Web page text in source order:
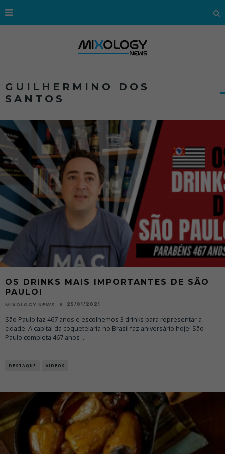
GUILHERMINO DOS
SANTOS
OS DRINKS MAIS IMPORTANTES DE SÃO
PAULO!
MIXOLOGY NEWS 25/01/2021
São Paulo faz 467 anos e escolhemos 3 drinks para representar a
cidade. A capital da coquetelaria no Brasil faz aniversário hoje! São
Paulo completa 467 anos ...
DESTAQUE VIDEOS